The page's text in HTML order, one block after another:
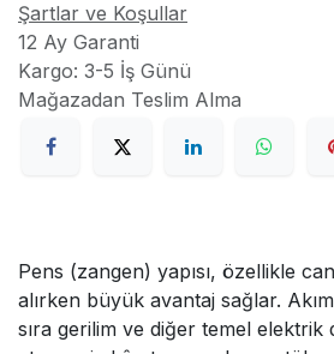
Şartlar ve Koşullar
12 Ay Garanti
Kargo: 3-5 İş Günü
Mağazadan Teslim Alma
Pens (zangen) yapısı, özellikle
alırken büyük avantaj sağlar.
sıra gerilim ve diğer temel